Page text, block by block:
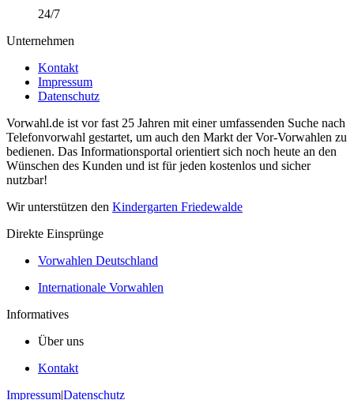
24/7
Unternehmen
Kontakt
Impressum
Datenschutz
Vorwahl.de ist vor fast 25 Jahren mit einer umfassenden Suche nach
Telefonvorwahl gestartet, um auch den Markt der Vor-Vorwahlen zu
bedienen. Das Informationsportal orientiert sich noch heute an den
Wünschen des Kunden und ist für jeden kostenlos und sicher
nutzbar!
Wir unterstützen den Kindergarten Friedewalde
Direkte Einsprünge
Vorwahlen Deutschland
Internationale Vorwahlen
Informatives
Über uns
Kontakt
Impressum|Datenschutz